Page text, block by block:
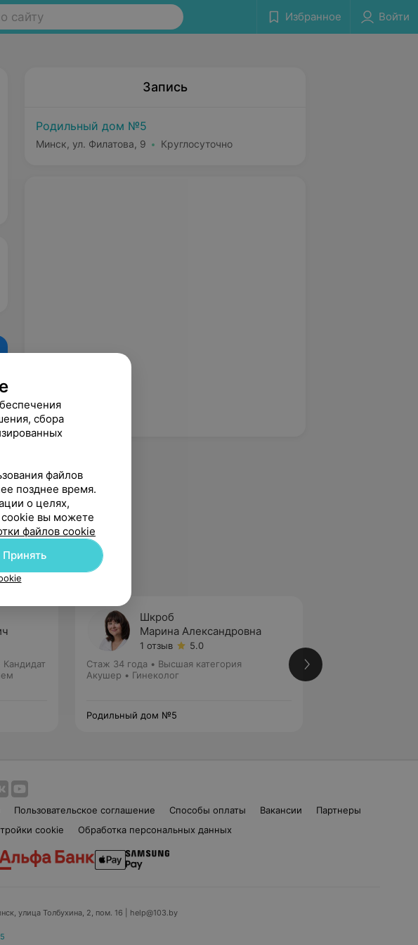
сайту Избранное Войти
Запись
Родильный дом №5
Минск, ул. Филатова, 9 Круглосуточно
Кандидат
Шкроб
Марина Александровна
1 отзыв
5.0
Стаж 34 года • Высшая категория
Акушер • Гинеколог
Родильный дом №5
Пользовательское соглашение Способы оплаты Вакансии
Партнеры
cookie Обработка персональных данных
улица Толбухина, 2, пом. 16 | help@103.by
сбора
файлов
позднее время.
о целях,
cookie вы можете
файлов cookie
Принять